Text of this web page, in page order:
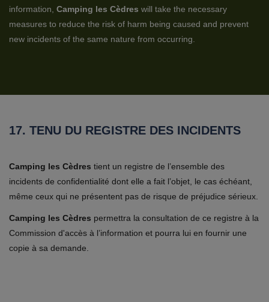
information, Camping les Cèdres will take the necessary
measures to reduce the risk of harm being caused and prevent
new incidents of the same nature from occurring.
17. TENU DU REGISTRE DES INCIDENTS
Camping les Cèdres tient un registre de l’ensemble des
incidents de confidentialité dont elle a fait l’objet, le cas échéant,
même ceux qui ne présentent pas de risque de préjudice sérieux.
Camping les Cèdres permettra la consultation de ce registre à la
Commission d'accès à l’information et pourra lui en fournir une
copie à sa demande.